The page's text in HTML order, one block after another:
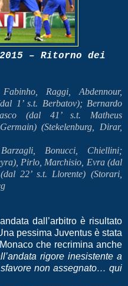
2015 – Ritorno dei
Raggi, Abdennour,
1’ s.t. Berbatov); Bernardo
(dal 41’ s.t. Matheus
(Stekelenburg, Dirar,
Bonucci, Chiellini;
Pirlo, Marchisio, Evra (dal
22’ s.t. Llorente) (Storari,
dall’arbitro è risultato
pessima Juventus è stata
che recrimina anche
rigore inesistente a
non assegnato… qui